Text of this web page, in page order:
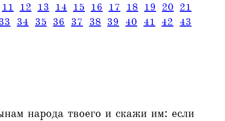
11 12 13 14 15 16 17 18 19 20 21
34 35 36 37 38 39 40 41 42
43
народа твоего и скажи им: если